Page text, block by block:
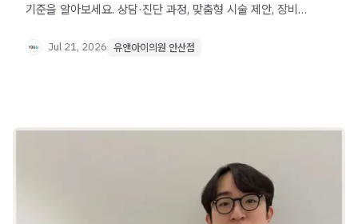
기준을 알아보세요. 상담·진단 과정, 맞춤형 시술 제안, 장비
Jul 21, 2026 유앤아이의원 안산점